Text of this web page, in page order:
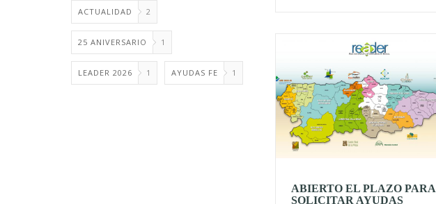
ACTUALIDAD 2
25 ANIVERSARIO 1
LEADER 2026 1 AYUDAS FE 1
ABIERTO EL PLAZO PARA
SOLICITAR AYUDAS